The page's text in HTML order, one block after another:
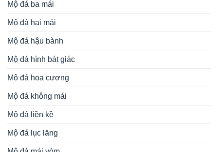
Mộ đá ba mái
Mộ đá hai mái
Mộ đá hậu bành
Mộ đá hình bát giác
Mộ đá hoa cương
Mộ đá không mái
Mộ đá liền kề
Mộ đá lục lăng